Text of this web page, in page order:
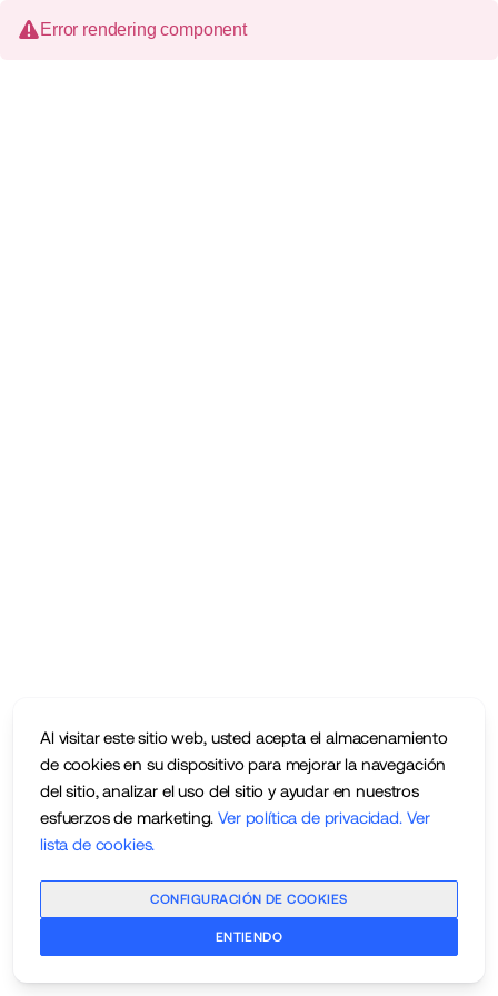
Al visitar este sitio web, usted acepta el almacenamiento
de cookies en su dispositivo para mejorar la navegación
del sitio, analizar el uso del sitio y ayudar en nuestros
esfuerzos de marketing.Ver política de privacidad. Ver
lista de cookies.
CONFIGURACIÓN DE COOKIES
ENTIENDO
Error rendering component